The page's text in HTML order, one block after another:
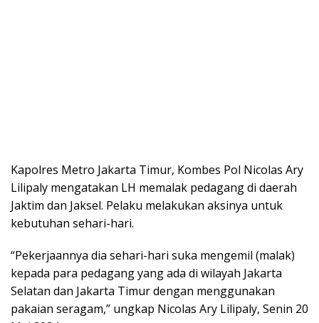
Kapolres Metro Jakarta Timur, Kombes Pol Nicolas Ary
Lilipaly mengatakan LH memalak pedagang di daerah
Jaktim dan Jaksel. Pelaku melakukan aksinya untuk
kebutuhan sehari-hari.
“Pekerjaannya dia sehari-hari suka mengemil (malak)
kepada para pedagang yang ada di wilayah Jakarta
Selatan dan Jakarta Timur dengan menggunakan
pakaian seragam,” ungkap Nicolas Ary Lilipaly, Senin 20